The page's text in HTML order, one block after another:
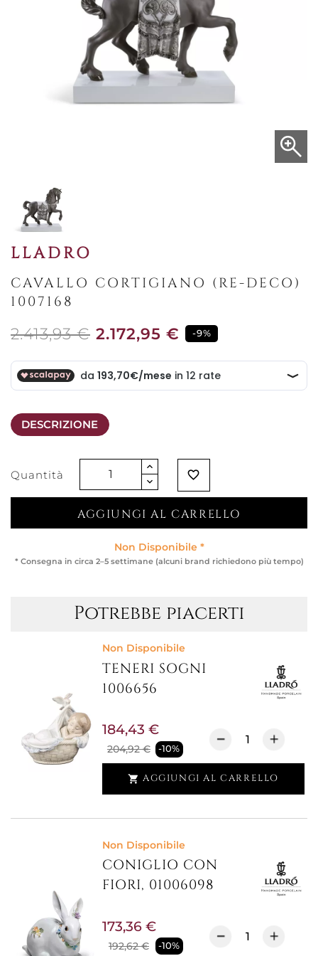
LLADRO
CAVALLO CORTIGIANO (RE-DECO)
1007168
2.413,93 € 2.172,95 € -9%
DESCRIZIONE
Quantità favorite_border
AGGIUNGI AL CARRELLO
Non Disponibile *
* Consegna in circa 2–5 settimane (alcuni brand richiedono più tempo)
Potrebbe piacerti
Non Disponibile
TENERI SOGNI
1006656
204,92 € -10%
184,43 €
 AGGIUNGI AL CARRELLO
Non Disponibile
CONIGLIO CON
FIORI, 01006098
192,62 € -10%
173,36 €